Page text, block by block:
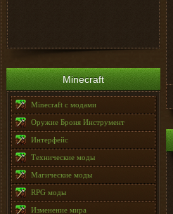
Minecraft
Minecraft с модами
Оружие Броня Инструмент
Интерфейс
Технические моды
Магические моды
RPG моды
Изменение мира